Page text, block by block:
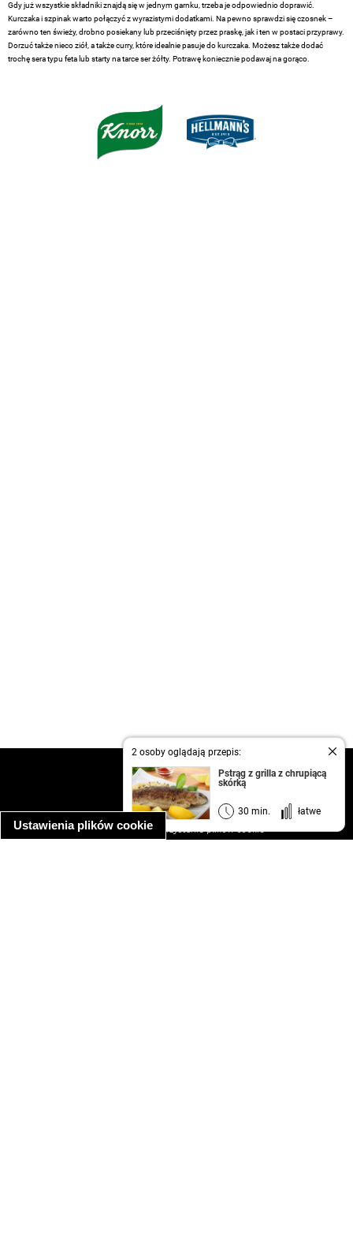
Ustawienia plików cookie
2 osoby oglądają przepis:
Pstrąg z grilla z chrupiącą
skórką
30 min. łatwe
Gdy już wszystkie składniki znajdą się w jednym garnku, trzeba je odpowiednio doprawić.
Kurczaka i szpinak warto połączyć z wyrazistymi dodatkami. Na pewno sprawdzi się czosnek –
zarówno ten świeży, drobno posiekany lub przeciśnięty przez praskę, jak i ten w postaci przyprawy.
Dorzuć także nieco ziół, a także curry, które idealnie pasuje do kurczaka. Możesz także dodać
trochę sera typu feta lub starty na tarce ser żółty. Potrawę koniecznie podawaj na gorąco.
kontakt
regulamin
informacja o prywatności
informacja o wykorzystaniu plików cookie